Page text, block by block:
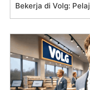
Bekerja di Volg: